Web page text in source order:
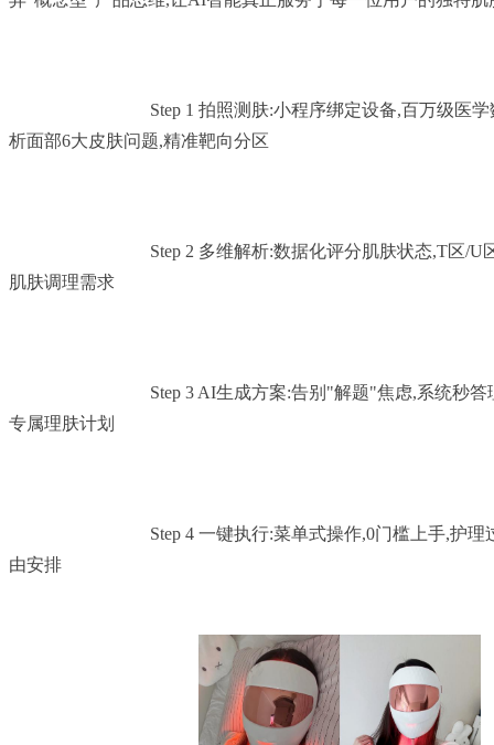
析面部6大皮肤问题,精准靶向分区
肌肤调理需求
专属理肤计划
由安排